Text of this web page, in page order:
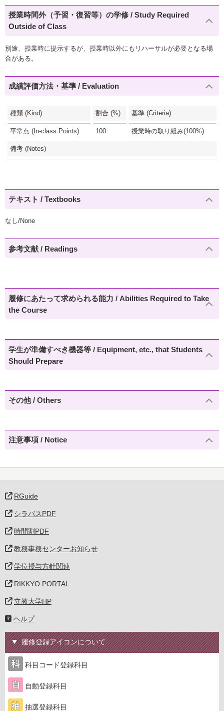
授業時間外（予習・復習等）の学修 / Study Required
Outside of Class
別途、授業時に提示するが、授業時以外にもリハーサルが必要となる場
合がある。
成績評価方法・基準 / Evaluation
種類 (Kind) 割合 (%) 基準 (Criteria)
平常点 (In-class Points) 100 授業時の取り組み(100%)
備考 (Notes)
テキスト / Textbooks
なし/None
参考文献 / Readings
履修にあたって求められる能力 / Abilities Required to Take
the Course
学生が準備すべき機器等 / Equipment, etc., that Students
Should Prepare
その他 / Others
注意事項 / Notice
RGuide
シラバスPDF
時間割PDF
教務事務センターお知らせ
学位授与方針関連
RIKKYO PORTAL
立教大学HP
ヘルプ
履修登録アイコンについて
科目コード登録科目
自動登録科目
抽選登録科目